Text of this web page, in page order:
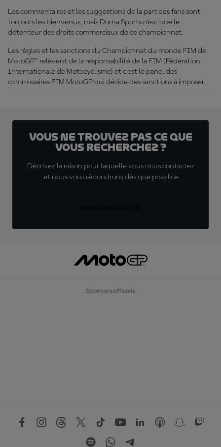
Les commentaires et les suggestions de la part des fans sont
toujours les bienvenus, mais Dorna Sports n’est que le
détenteur des droits commerciaux de ce championnat.
Les règles et les sanctions du Championnat du monde FIM de
MotoGP™ relèvent de la responsabilité de la FIM (Fédération
Internationale de Motocyclisme) et c’est le panel des
commissaires FIM MotoGP qui décide des sanctions à imposer.
Vous ne trouvez pas ce que
vous recherchez ?
Décrivez la raison pour laquelle vous nous contactez
et nous vous répondrons dès que possible
Sponsors officiels